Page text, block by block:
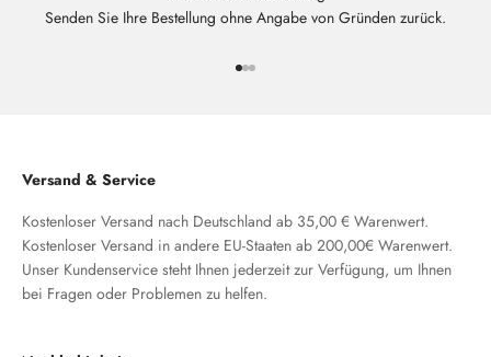
Senden Sie Ihre Bestellung ohne Angabe von Gründen zurück.
Versand & Service
Kostenloser Versand nach Deutschland ab 35,00 € Warenwert.
Kostenloser Versand in andere EU-Staaten ab 200,00€ Warenwert.
Unser Kundenservice steht Ihnen jederzeit zur Verfügung, um Ihnen
bei Fragen oder Problemen zu helfen.